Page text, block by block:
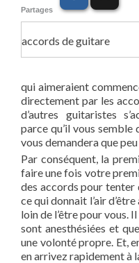
Partages
accords de guitare
qui aimeraient
directement par les
d’autres guitaristes
parce qu’il vous semble
vous demandera que
Par conséquent, la
faire une fois votre
des accords pour tenter
ce qui donnait l’air
loin de l’être pour vous.
sont anesthésiées et
une volonté propre. Et,
en arrivez rapidement à